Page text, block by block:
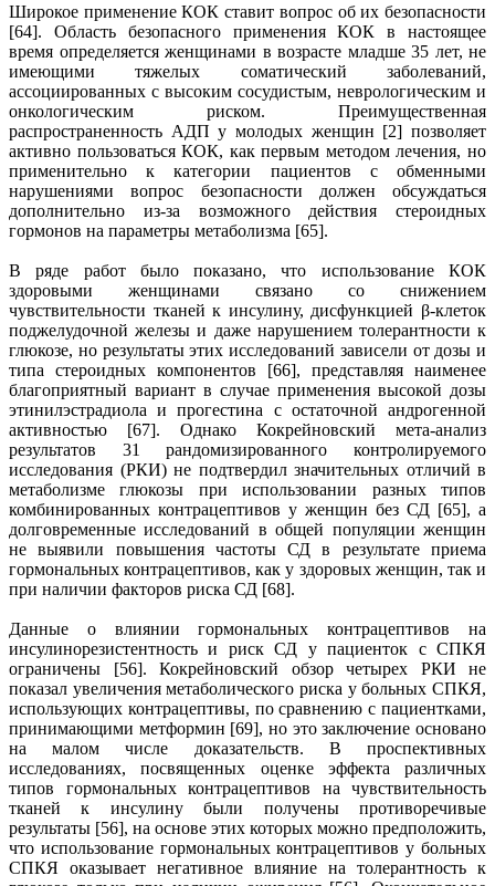
Широкое применение КОК ставит вопрос об их безопасности
[64]. Область безопасного применения КОК в настоящее
время определяется женщинами в возрасте младше 35 лет, не
имеющими тяжелых соматический заболеваний,
ассоциированных с высоким сосудистым, неврологическим и
онкологическим риском. Преимущественная
распространенность АДП у молодых женщин [2] позволяет
активно пользоваться КОК, как первым методом лечения, но
применительно к категории пациентов с обменными
нарушениями вопрос безопасности должен обсуждаться
дополнительно из-за возможного действия стероидных
гормонов на параметры метаболизма [65].
В ряде работ было показано, что использование КОК
здоровыми женщинами связано со снижением
чувствительности тканей к инсулину, дисфункцией β-клеток
поджелудочной железы и даже нарушением толерантности к
глюкозе, но результаты этих исследований зависели от дозы и
типа стероидных компонентов [66], представляя наименее
благоприятный вариант в случае применения высокой дозы
этинилэстрадиола и прогестина с остаточной андрогенной
активностью [67]. Однако Кокрейновский мета-анализ
результатов 31 рандомизированного контролируемого
исследования (РКИ) не подтвердил значительных отличий в
метаболизме глюкозы при использовании разных типов
комбинированных контрацептивов у женщин без СД [65], а
долговременные исследований в общей популяции женщин
не выявили повышения частоты СД в результате приема
гормональных контрацептивов, как у здоровых женщин, так и
при наличии факторов риска СД [68].
Данные о влиянии гормональных контрацептивов на
инсулинорезистентность и риск СД у пациенток с СПКЯ
ограничены [56]. Кокрейновский обзор четырех РКИ не
показал увеличения метаболического риска у больных СПКЯ,
использующих контрацептивы, по сравнению с пациентками,
принимающими метформин [69], но это заключение основано
на малом числе доказательств. В проспективных
исследованиях, посвященных оценке эффекта различных
типов гормональных контрацептивов на чувствительность
тканей к инсулину были получены противоречивые
результаты [56], на основе этих которых можно предположить,
что использование гормональных контрацептивов у больных
СПКЯ оказывает негативное влияние на толерантность к